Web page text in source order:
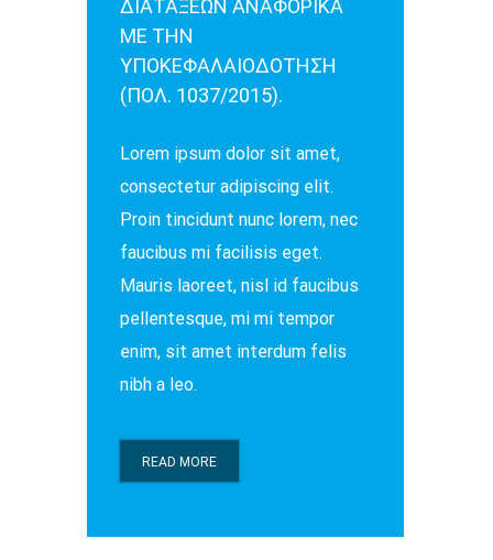
ΔΙΑΤΑΞΕΩΝ ΑΝΑΦΟΡΙΚΑ
ΜΕ ΤΗΝ
ΥΠΟΚΕΦΑΛΑΙΟΔΟΤΗΣΗ
(ΠΟΛ. 1037/2015).
Lorem ipsum dolor sit amet,
consectetur adipiscing elit.
Proin tincidunt nunc lorem, nec
faucibus mi facilisis eget.
Mauris laoreet, nisl id faucibus
pellentesque, mi mi tempor
enim, sit amet interdum felis
nibh a leo.
READ MORE